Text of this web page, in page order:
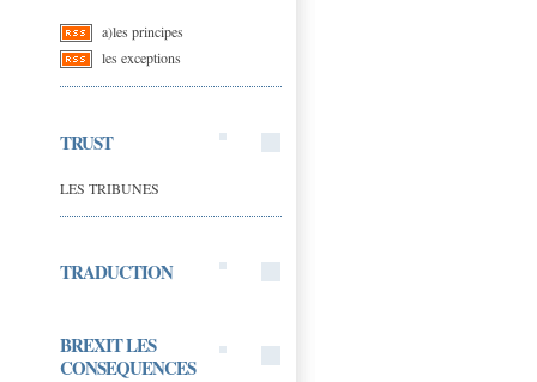
a)les principes
les exceptions
TRUST
LES TRIBUNES
TRADUCTION
BREXIT LES
CONSEQUENCES